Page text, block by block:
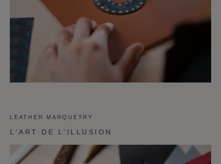
LEATHER MARQUETRY
L'ART DE L'ILLUSION